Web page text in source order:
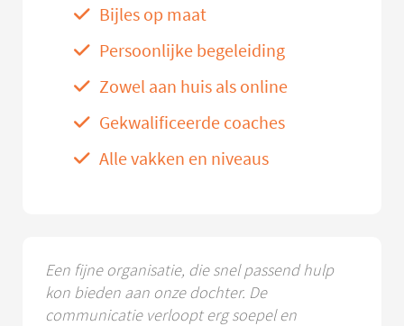
Bijles op maat
Persoonlijke begeleiding
Zowel aan huis als online
Gekwalificeerde coaches
Alle vakken en niveaus
Een fijne organisatie, die snel passend hulp
kon bieden aan onze dochter. De
communicatie verloopt erg soepel en